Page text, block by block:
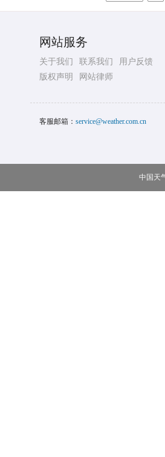
网站服务
关于我们 联系我们
用户反馈
版权声明
网站律师
客服邮箱： service@weather.com.cn
中国天